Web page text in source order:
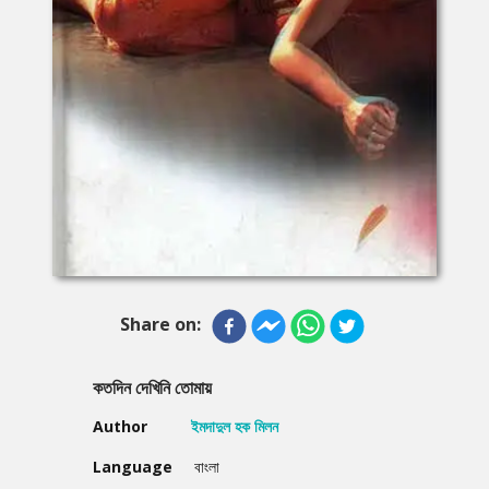
Share on:
কতদিন দেখিনি তোমায়
Author
ইমদাদুল হক মিলন
Language
বাংলা